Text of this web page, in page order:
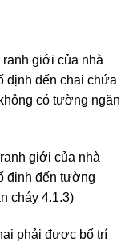
giới của nhà
định đến chai chứa
có tường ngăn
giới của nhà
định đến tường
cháy 4.1.3)
phải được bố trí